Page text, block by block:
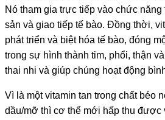
Nó tham gia trực tiếp vào chức
sản và giao tiếp tế bào. Đồng thời,
phát triển và biệt hóa tế bào, đóng
trong sự hình thành tim, phổi, thận
thai nhi và giúp chúng hoạt động
Vì là một vitamin tan trong chất béo
dầu/mỡ thì cơ thể mới hấp thu được